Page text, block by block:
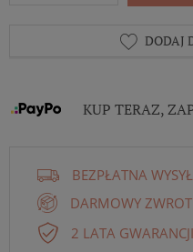
DODAJ
KUP TERAZ,
BEZPŁATNA
DARMOWY
2 LATA GWARANCJI